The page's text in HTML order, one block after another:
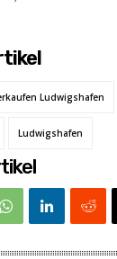
Ludwigshafen
Ludwigshafen